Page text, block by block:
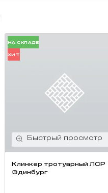
НА СКЛАДЕ
ХИТ
Клинкер тротуарный ЛСР
Эдинбург